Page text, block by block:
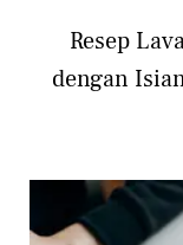
Resep
dengan